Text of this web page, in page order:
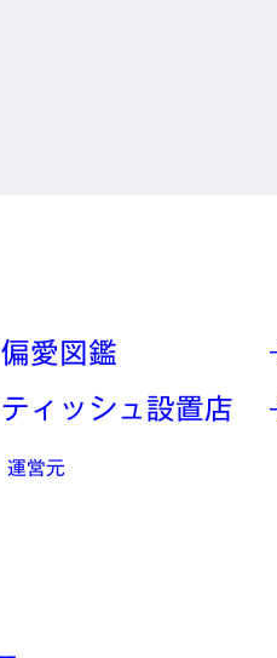
偏愛図鑑
ティッシュ設置店
運営元